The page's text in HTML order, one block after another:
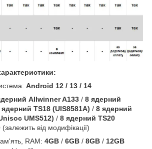
Android 12 / 13 / 14
Allwinner A133 / 8 ядерний
ядерний TS18 (UIS8581A) / 8 ядерний
UMS512) / 8 ядерний TS20
(залежить від модифікації)
RAM: 4GB / 6GB / 8GB / 12GB